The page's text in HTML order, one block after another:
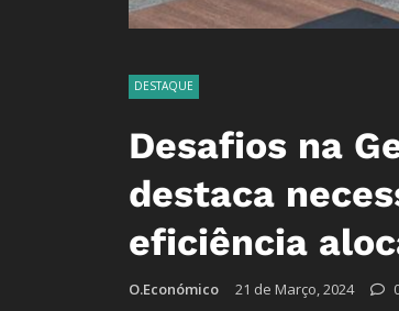
DESTAQUE
Desafios na
destaca
eficiência
O.Económico 21 de Março, 2024